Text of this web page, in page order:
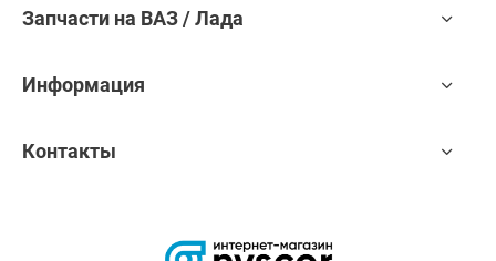
Запчасти на ВАЗ / Лада
Информация
Контакты